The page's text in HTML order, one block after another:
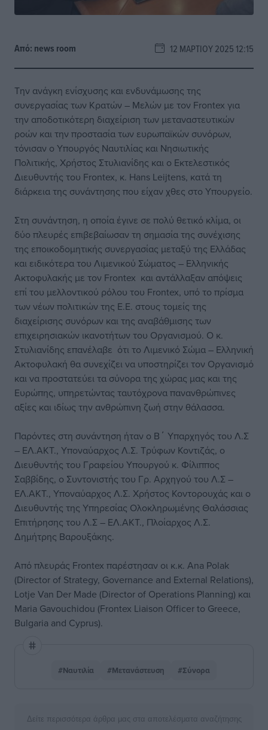
Από: news room 12 ΜΑΡΤΊΟΥ 2025 12:15
Την ανάγκη ενίσχυσης και ενδυνάμωσης της
συνεργασίας των Κρατών – Μελών με τον Frontex για
την αποδοτικότερη διαχείριση των μεταναστευτικών
ροών και την προστασία των ευρωπαϊκών συνόρων,
τόνισαν ο Υπουργός Ναυτιλίας και Νησιωτικής
Πολιτικής, Χρήστος Στυλιανίδης και ο Εκτελεστικός
Διευθυντής του Frontex, κ. Hans Leijtens, κατά τη
διάρκεια της συνάντησης που είχαν χθες στο Υπουργείο.
Στη συνάντηση, η οποία έγινε σε πολύ θετικό κλίμα, οι
δύο πλευρές επιβεβαίωσαν τη σημασία της συνέχισης
της εποικοδομητικής συνεργασίας μεταξύ της Ελλάδας
και ειδικότερα του Λιμενικού Σώματος – Ελληνικής
Ακτοφυλακής με τον Frontex και αντάλλαξαν απόψεις
επί του μελλοντικού ρόλου του Frontex, υπό το πρίσμα
των νέων πολιτικών της Ε.Ε. στους τομείς της
διαχείρισης συνόρων και της αναβάθμισης των
επιχειρησιακών ικανοτήτων του Οργανισμού. Ο κ.
Στυλιανίδης επανέλαβε ότι το Λιμενικό Σώμα – Ελληνική
Ακτοφυλακή θα συνεχίζει να υποστηρίζει τον Οργανισμό
και να προστατεύει τα σύνορα της χώρας μας και της
Ευρώπης, υπηρετώντας ταυτόχρονα πανανθρώπινες
αξίες και ιδίως την ανθρώπινη ζωή στην θάλασσα.
Παρόντες στη συνάντηση ήταν ο Β΄ Υπαρχηγός του Λ.Σ
– ΕΛ.ΑΚΤ., Υποναύαρχος Λ.Σ. Τρύφων Κοντιζάς, ο
Διευθυντής του Γραφείου Υπουργού κ. Φίλιππος
Σαββίδης, ο Συντονιστής του Γρ. Αρχηγού του Λ.Σ –
ΕΛ.ΑΚΤ., Υποναύαρχος Λ.Σ. Χρήστος Κοντορουχάς και ο
Διευθυντής της Υπηρεσίας Ολοκληρωμένης Θαλάσσιας
Επιτήρησης του Λ.Σ – ΕΛ.ΑΚΤ., Πλοίαρχος Λ.Σ.
Δημήτρης Βαρουξάκης.
Από πλευράς Frontex παρέστησαν οι κ.κ. Αna Polak
(Director of Strategy, Governance and External Relations),
Lotje Van Der Made (Director of Operations Planning) και
Maria Gavouchidou (Frontex Liaison Officer to Greece,
Bulgaria and Cyprus).
#Ναυτιλία #Μετανάστευση #Σύνορα
Δείτε περισσότερα άρθρα μας στα αποτελέσματα αναζήτησης